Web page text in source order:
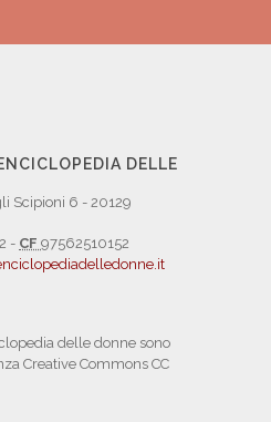
DELLE
Scipioni 6 - 20129
- CF 97562510152
delle donne sono
Creative Commons CC